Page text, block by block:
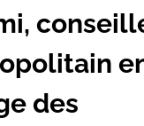
des